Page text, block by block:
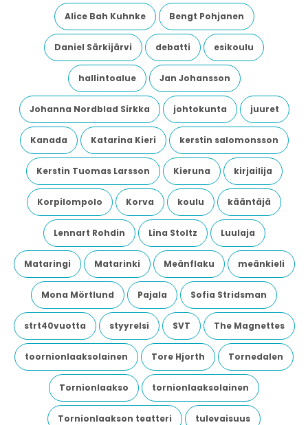
Alice Bah Kuhnke Bengt Pohjanen
Daniel Särkijärvi debatti esikoulu
hallintoalue Jan Johansson
Johanna Nordblad Sirkka johtokunta juuret
Kanada Katarina Kieri kerstin salomonsson
Kerstin Tuomas Larsson Kieruna kirjailija
Korpilompolo Korva koulu kääntäjä
Lennart Rohdin Lina Stoltz Luulaja
Mataringi Matarinki Meänflaku meänkieli
Mona Mörtlund Pajala Sofia Stridsman
strt40vuotta styyrelsi SVT The Magnettes
toornionlaaksolainen Tore Hjorth Tornedalen
Tornionlaakso tornionlaaksolainen
Tornionlaakson teatteri tulevaisuus